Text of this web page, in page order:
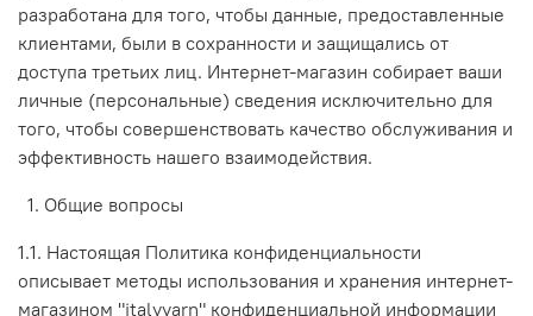
разработана для того, чтобы данные, предоставленные
клиентами, были в сохранности и защищались от
доступа третьих лиц. Интернет-магазин собирает ваши
личные (персональные) сведения исключительно для
того, чтобы совершенствовать качество обслуживания и
эффективность нашего взаимодействия.
1. Общие вопросы
1.1. Настоящая Политика конфиденциальности
описывает методы использования и хранения интернет-
магазином "italyyarn" конфиденциальной информации